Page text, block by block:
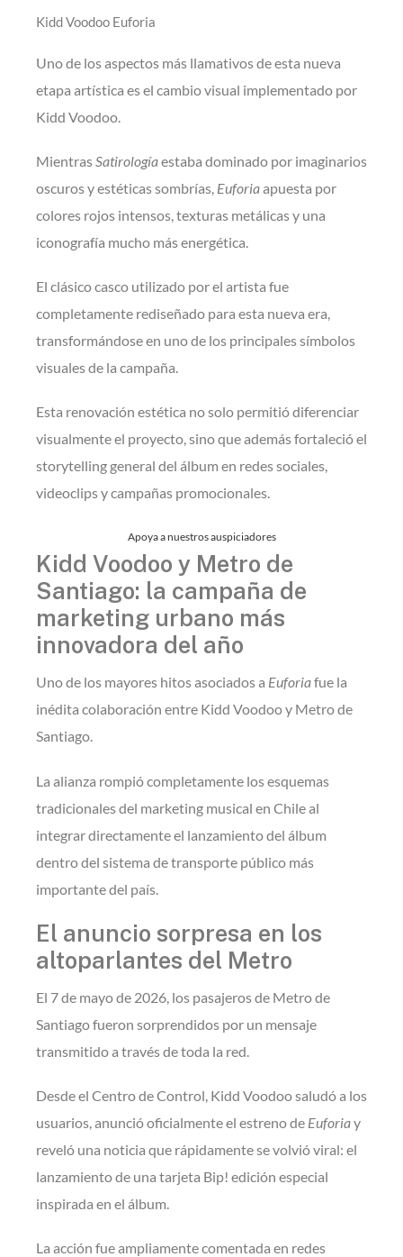
Kidd Voodoo Euforia
Uno de los aspectos más llamativos de esta nueva
etapa artística es el cambio visual implementado por
Kidd Voodoo.
MientrasSatirologíaestaba dominado por imaginarios
oscuros y estéticas sombrías, Euforiaapuesta por
colores rojos intensos, texturas metálicas y una
iconografía mucho más energética.
El clásico casco utilizado por el artista fue
completamente rediseñado para esta nueva era,
transformándose en uno de los principales símbolos
visuales de la campaña.
Esta renovación estética no solo permitió diferenciar
visualmente el proyecto, sino que además fortaleció el
storytelling general del álbum en redes sociales,
videoclips y campañas promocionales.
Apoya a nuestros auspiciadores
Kidd Voodoo y Metro de
Santiago: la campaña de
marketing urbano más
innovadora del año
Uno de los mayores hitos asociados a Euforiafue la
inédita colaboración entre Kidd Voodoo y Metro de
Santiago.
La alianza rompió completamente los esquemas
tradicionales del marketing musical en Chile al
integrar directamente el lanzamiento del álbum
dentro del sistema de transporte público más
importante del país.
El anuncio sorpresa en los
altoparlantes del Metro
El 7 de mayo de 2026, los pasajeros de Metro de
Santiago fueron sorprendidos por un mensaje
transmitido a través de toda la red.
Desde el Centro de Control, Kidd Voodoo saludó a los
usuarios, anunció oficialmente el estreno de Euforiay
reveló una noticia que rápidamente se volvió viral: el
lanzamiento de una tarjeta Bip! edición especial
inspirada en el álbum.
La acción fue ampliamente comentada en redes